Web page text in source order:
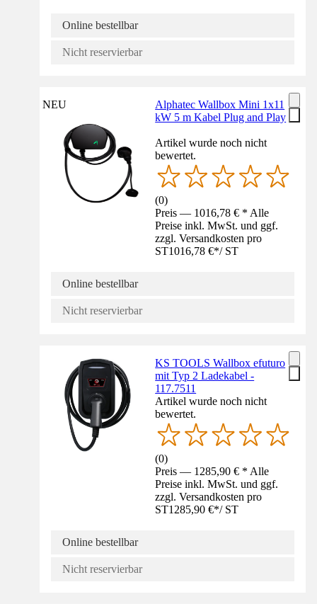
Online bestellbar
Nicht reservierbar
NEU
Alphatec Wallbox Mini 1x11
kW 5 m Kabel Plug and Play
Artikel wurde noch nicht
bewertet.
(0)
Preis — 1016,78 € * Alle
Preise inkl. MwSt. und ggf.
zzgl. Versandkosten pro
ST1016,78 €*/ ST
Online bestellbar
Nicht reservierbar
KS TOOLS Wallbox efuturo
mit Typ 2 Ladekabel -
117.7511
Artikel wurde noch nicht
bewertet.
(0)
Preis — 1285,90 € * Alle
Preise inkl. MwSt. und ggf.
zzgl. Versandkosten pro
ST1285,90 €*/ ST
Online bestellbar
Nicht reservierbar